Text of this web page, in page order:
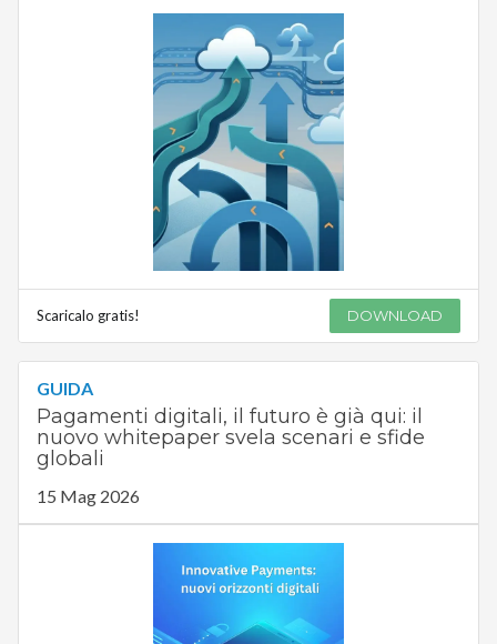
Scaricalo gratis! DOWNLOAD
GUIDA
Pagamenti digitali, il futuro è già qui: il
nuovo whitepaper svela scenari e sfide
globali
15 Mag 2026